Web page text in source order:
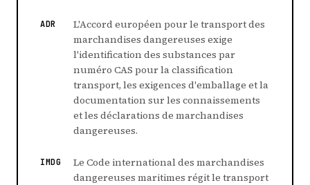
ADR
L'Accord européen pour le transport des
marchandises dangereuses exige
l'identification des substances par
numéro CAS pour la classification
transport, les exigences d'emballage et la
documentation sur les connaissements
et les déclarations de marchandises
dangereuses.
IMDG
Le Code international des marchandises
dangereuses maritimes régit le transport